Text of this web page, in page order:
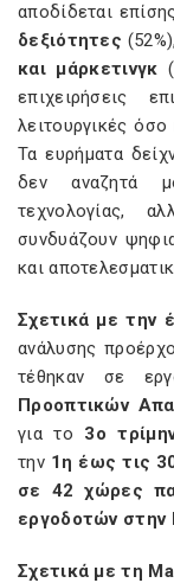
αποδίδεται
δεξιότητες
και μάρκετινγκ
επιχειρήσεις
λειτουργικές όσο
Τα ευρήματα
δεν αναζητά
τεχνολογίας,
συνδυάζουν
και
Σχετικά με την
ανάλυσης
τέθηκαν σε
Προοπτικών
για το 3ο
την 1η έως τις
σε 42 χώρες
εργοδοτών στην
Σχετικά με τη